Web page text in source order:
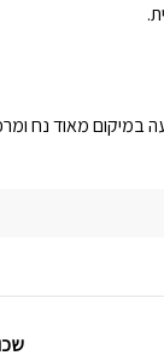
במיקום מאוד נח